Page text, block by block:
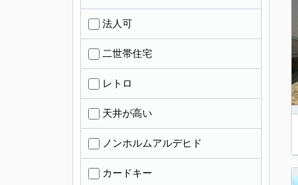
法人可
二世帯住宅
レトロ
天井が高い
ノンホルムアルデヒド
カードキー